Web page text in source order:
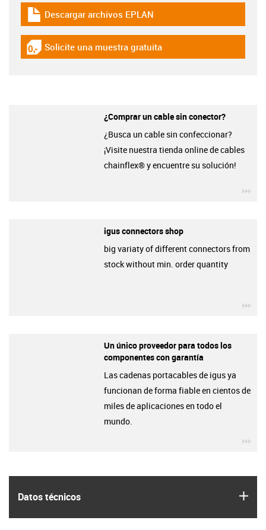
Datos técnicos
igus-icon-download-plan
Descargar archivos EPLAN
igus-icon-gratismuster
Solicite una muestra gratuita
¿Comprar un cable sin conector?
¿Busca un cable sin confeccionar?
¡Visite nuestra tienda online de cables
chainflex® y encuentre su solución!
igus connectors shop
big variaty of different connectors from
stock without min. order quantity
Un único proveedor para todos los
componentes con garantía
Las cadenas portacables de igus ya
funcionan de forma fiable en cientos de
miles de aplicaciones en todo el
mundo.